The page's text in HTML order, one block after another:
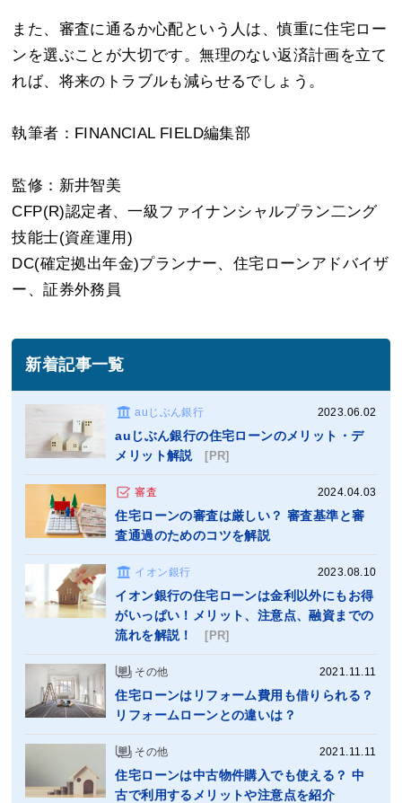
また、審査に通るか心配という人は、慎重に住宅ロー
ンを選ぶことが大切です。無理のない返済計画を立て
れば、将来のトラブルも減らせるでしょう。
執筆者：FINANCIAL FIELD編集部
監修：新井智美
CFP(R)認定者、一級ファイナンシャルプラン二ング
技能士(資産運用)
DC(確定拠出年金)プランナー、住宅ローンアドバイザ
ー、証券外務員
新着記事一覧
auじぶん銀行 2023.06.02
auじぶん銀行の住宅ローンのメリット・デ
メリット解説 [PR]
審査 2024.04.03
住宅ローンの審査は厳しい？ 審査基準と審
査通過のためのコツを解説
イオン銀行 2023.08.10
イオン銀行の住宅ローンは金利以外にもお得
がいっぱい！メリット、注意点、融資までの
流れを解説！
[PR]
その他 2021.11.11
住宅ローンはリフォーム費用も借りられる？
リフォームローンとの違いは？
その他 2021.11.11
住宅ローンは中古物件購入でも使える？ 中
古で利用するメリットや注意点を紹介